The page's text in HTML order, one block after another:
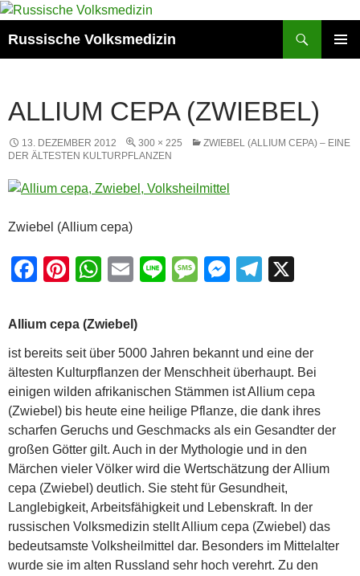
Zum
springen
Russische Volksmedizin
ALLIUM CEPA (ZWIEBEL)
13. DEZEMBER 2012 300 × 225
ZWIEBEL (ALLIUM CEPA) – EINE
DER ÄLTESTEN KULTURPFLANZEN
Zwiebel (Allium cepa)
F
c
e
b
o
o
k
Pi
er
e
st
W
at
s
A
p
p
E
ail
Li
M
a
g
e
M
e
n
g
er
T
gr
a
m
Allium cepa (Zwiebel)
ist bereits seit über 5000 Jahren bekannt und eine der
ältesten Kulturpflanzen der Menschheit überhaupt. Bei
einigen wilden afrikanischen Stämmen ist Allium cepa
(Zwiebel) bis heute eine heilige Pflanze, die dank ihres
scharfen Geruchs und Geschmacks als ein Gesandter der
großen Götter gilt. Auch in der Mythologie und in den
Märchen vieler Völker wird die Wertschätzung der Allium
cepa (Zwiebel) deutlich. Sie steht für Gesundheit,
Langlebigkeit, Arbeitsfähigkeit und Lebenskraft. In der
russischen Volksmedizin stellt Allium cepa (Zwiebel) das
bedeutsamste Volksheilmittel dar. Besonders im Mittelalter
wurde sie im alten Russland sehr hoch verehrt. Zu den